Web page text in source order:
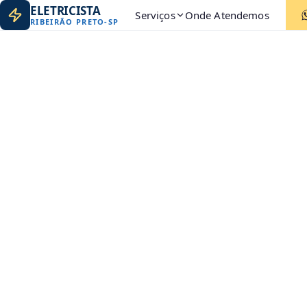
ELETRICISTA
RIBEIRÃO PRETO-SP Serviços Onde Atendemos